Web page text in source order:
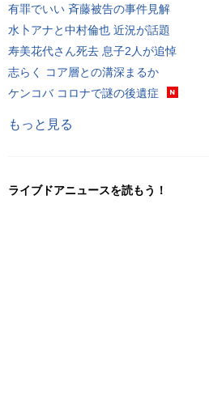
有罪でいい 斉藤被告の事件見解
水卜アナと中村倫也 近況が話題
寿美花代さん死去 息子2人が追悼
志らく コア層との溝深まるか
ケンコバ コロナで謎の後遺症
もっと見る
ライブドアニュースを読もう！